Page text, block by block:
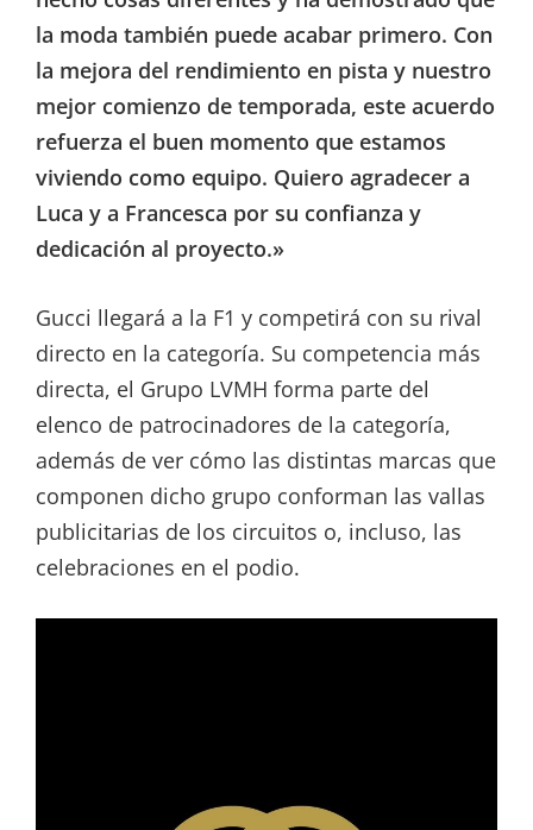
la moda también puede acabar primero. Con
la mejora del rendimiento en pista y nuestro
mejor comienzo de temporada, este acuerdo
refuerza el buen momento que estamos
viviendo como equipo. Quiero agradecer a
Luca y a Francesca por su confianza y
dedicación al proyecto.»
Gucci llegará a la F1 y competirá con su rival
directo en la categoría. Su competencia más
directa, el Grupo LVMH forma parte del
elenco de patrocinadores de la categoría,
además de ver cómo las distintas marcas que
componen dicho grupo conforman las vallas
publicitarias de los circuitos o, incluso, las
celebraciones en el podio.